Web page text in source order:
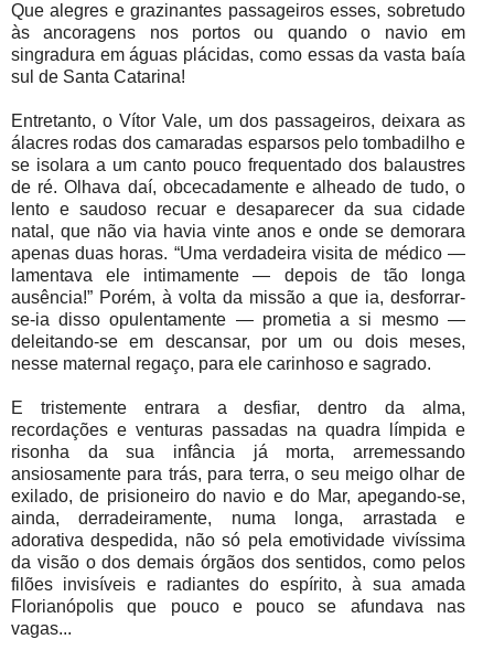
Que alegres e grazinantes passageiros esses, sobretudo
às ancoragens nos portos ou quando o navio em
singradura em águas plácidas, como essas da vasta baía
sul de Santa Catarina!
Entretanto, o Vítor Vale, um dos passageiros, deixara as
álacres rodas dos camaradas esparsos pelo tombadilho e
se isolara a um canto pouco frequentado dos balaustres
de ré. Olhava daí, obcecadamente e alheado de tudo, o
lento e saudoso recuar e desaparecer da sua cidade
natal, que não via havia vinte anos e onde se demorara
apenas duas horas. “Uma verdadeira visita de médico —
lamentava ele intimamente — depois de tão longa
ausência!” Porém, à volta da missão a que ia, desforrar-
se-ia disso opulentamente — prometia a si mesmo —
deleitando-se em descansar, por um ou dois meses,
nesse maternal regaço, para ele carinhoso e sagrado.
E tristemente entrara a desfiar, dentro da alma,
recordações e venturas passadas na quadra límpida e
risonha da sua infância já morta, arremessando
ansiosamente para trás, para terra, o seu meigo olhar de
exilado, de prisioneiro do navio e do Mar, apegando-se,
ainda, derradeiramente, numa longa, arrastada e
adorativa despedida, não só pela emotividade vivíssima
da visão o dos demais órgãos dos sentidos, como pelos
filões invisíveis e radiantes do espírito, à sua amada
Florianópolis que pouco e pouco se afundava nas
vagas...